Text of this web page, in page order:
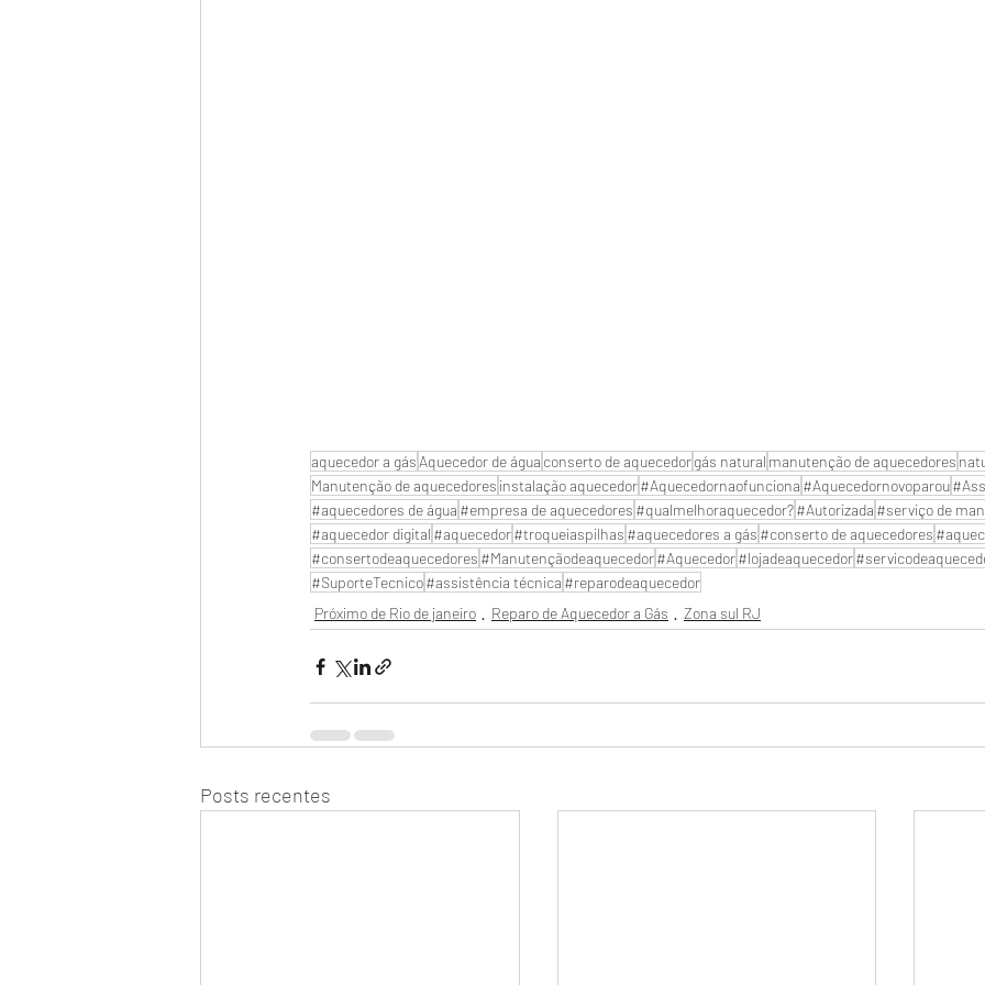
aquecedor a gás Aquecedor de água conserto de aquecedorgás natural manutenção de aquecedores
Manutenção de aquecedores instalação aquecedor#Aquecedornaofunciona #Aquecedornovoparou
#aquecedores de água #empresa de aquecedores #qualmelhoraquecedor?#Autorizada #serviço de
#aquecedor digital #aquecedor#troqueiaspilhas #aquecedores a gás #conserto de aquecedores
#consertodeaquecedores #Manutençãodeaquecedor#Aquecedor#lojadeaquecedor
#SuporteTecnico#assistência técnica #reparodeaquecedor
Próximo de Rio de janeiro
Reparo de Aquecedor a Gás Zona sul RJ
Posts recentes